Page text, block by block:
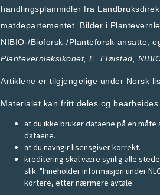
handlingsplanmidler fra
matdepartementet
Bilder i
NIBIO-/Bioforsk-/Planteforsk-ansatte,
Plantevernleksikonet, E. Fløistad,
Artiklene er tilgjengelige under Norsk
Materialet kan fritt deles og
at du ikke bruker dataene på en
dataene.
at du navngir lisensgiver korrekt.
kreditering skal være synlig alle
slik: "Inneholder informasjon under
kortere, etter nærmere avtale.